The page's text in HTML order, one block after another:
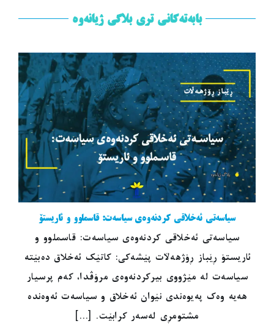
بابەتەکانی تری بلاگی ژیانەوە
سیاسەتی ئەخلاقی کردنەوەی سیاسەت: قاسملوو و ئاریستۆ
سیاسەتی ئەخلاقی کردنەوەی سیاسەت: قاسملوو و
ئاریستۆ ڕێباز ڕۆژهەڵات پێشەکی: کاتێک ئەخلاق دەبێتە
سیاسەت لە مێژووی بیرکردنەوەی مرۆڤدا، کەم پرسیار
هەیە وەک پەیوەندی نێوان ئەخلاق و سیاسەت ئەوەندە
مشتومڕی لەسەر کرابێت. [...]